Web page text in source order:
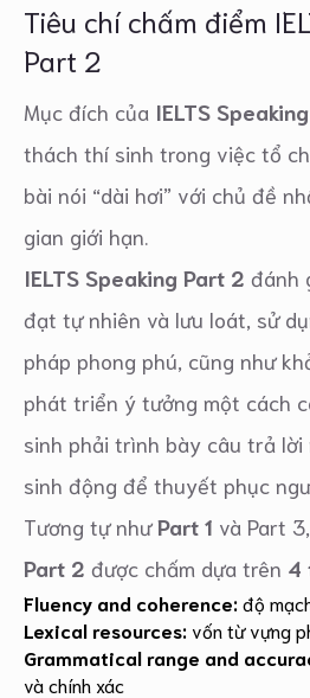
Tiêu chí chấm điểm
Part 2
Mục đích của IELTS
thách thí sinh trong việc tổ
bài nói “dài hơi” với chủ đề
gian giới hạn.
IELTS Speaking Part 2 đánh
đạt tự nhiên và lưu loát, sử
pháp phong phú, cũng như
phát triển ý tưởng một cách
sinh phải trình bày câu trả
sinh động để thuyết phục
Tương tự nhưPart 1 và Part 3,
Part 2 được chấm dựa trên 4
Fluency and coherence:độ
Lexical resources:vốn từ vựng
Grammatical range and
và chính xác